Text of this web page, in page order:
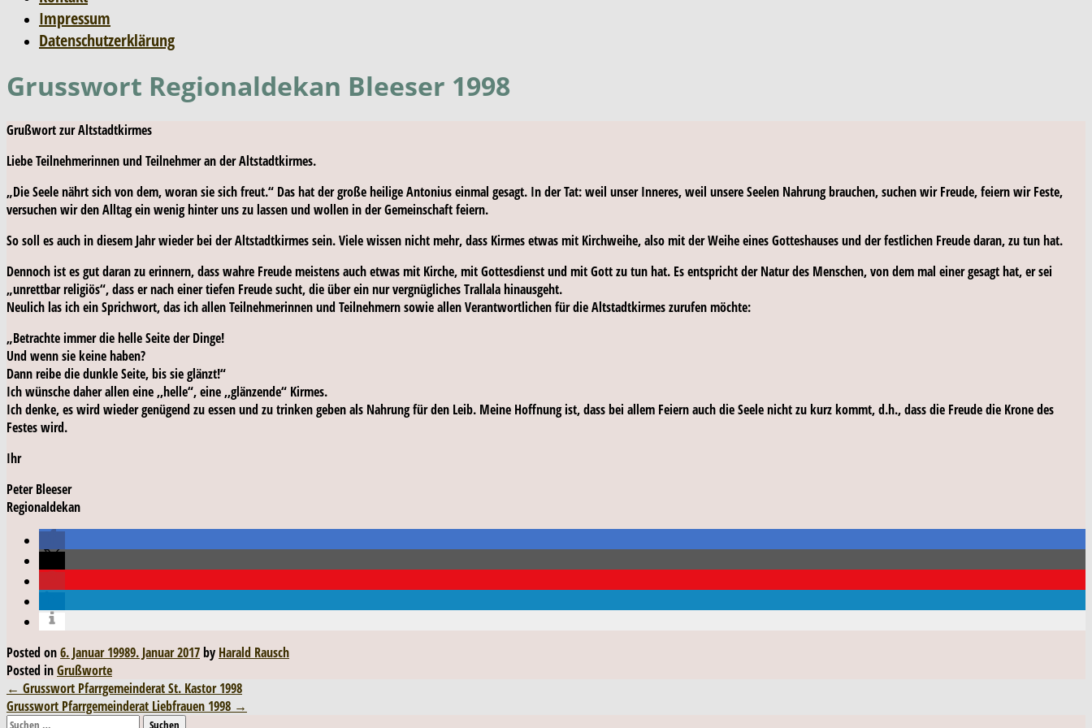
Impressum
Datenschutzerklärung
Grusswort Regionaldekan Bleeser 1998
Grußwort zur Altstadtkirmes
Liebe Teilnehmerinnen und Teilnehmer an der Altstadtkirmes.
„Die Seele nährt sich von dem, woran sie sich freut.“ Das hat der große heilige Antonius einmal gesagt. In der Tat: weil unser Inneres, weil unsere Seelen Nahrung brauchen, suchen wir Freude, feiern wir Feste,
versuchen wir den Alltag ein wenig hinter uns zu lassen und wollen in der Gemeinschaft feiern.
So soll es auch in diesem Jahr wieder bei der Altstadtkirmes sein. Viele wissen nicht mehr, dass Kirmes etwas mit Kirchweihe, also mit der Weihe eines Gotteshauses und der festlichen Freude daran, zu tun hat.
Dennoch ist es gut daran zu erinnern, dass wahre Freude meistens auch etwas mit Kirche, mit Gottesdienst und mit Gott zu tun hat. Es entspricht der Natur des Menschen, von dem mal einer gesagt hat, er sei
„unrettbar religiös“, dass er nach einer tiefen Freude sucht, die über ein nur vergnügliches Trallala hinausgeht.
Neulich las ich ein Sprichwort, das ich allen Teilnehmerinnen und Teilnehmern sowie allen Verantwortlichen für die Altstadtkirmes zurufen möchte:
„Betrachte immer die helle Seite der Dinge!
Und wenn sie keine haben?
Dann reibe die dunkle Seite, bis sie glänzt!“
Ich wünsche daher allen eine ,,helle“, eine ,,glänzende“ Kirmes.
Ich denke, es wird wieder genügend zu essen und zu trinken geben als Nahrung für den Leib. Meine Hoffnung ist, dass bei allem Feiern auch die Seele nicht zu kurz kommt, d.h., dass die Freude die Krone des
Festes wird.
Ihr
Peter Bleeser
Regionaldekan
Posted on6. Januar 19989. Januar 2017by Harald Rausch
Posted inGrußworte
Post
navigation
← Grusswort Pfarrgemeinderat St. Kastor 1998
Grusswort Pfarrgemeinderat Liebfrauen 1998 →
Suchen